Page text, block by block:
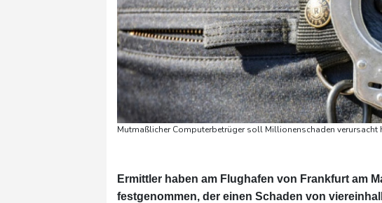
Mutmaßlicher Computerbetrüger soll Millionenschaden verursacht
Ermittler haben am Flughafen von Frankfurt am
festgenommen, der einen Schaden von